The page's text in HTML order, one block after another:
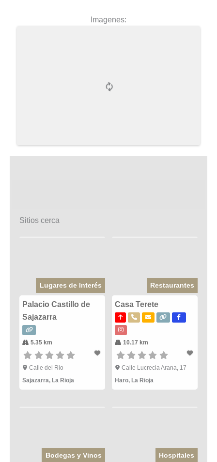
Imagenes:
Sitios cerca
Lugares de Interés
Palacio Castillo de
Sajazarra
5.35 km
Calle del Rio
Sajazarra, La Rioja
Restaurantes
Casa Terete
10.17 km
Calle Lucrecia Arana, 17
Haro, La Rioja
Bodegas y Vinos Hospitales